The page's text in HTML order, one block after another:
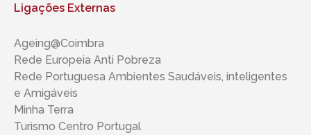
Ligações Externas
Ageing@Coimbra
Rede Europeia Anti Pobreza
Rede Portuguesa Ambientes Saudáveis, inteligentes ​​
e Amigáveis
Minha Terra
Turismo Centro Portugal